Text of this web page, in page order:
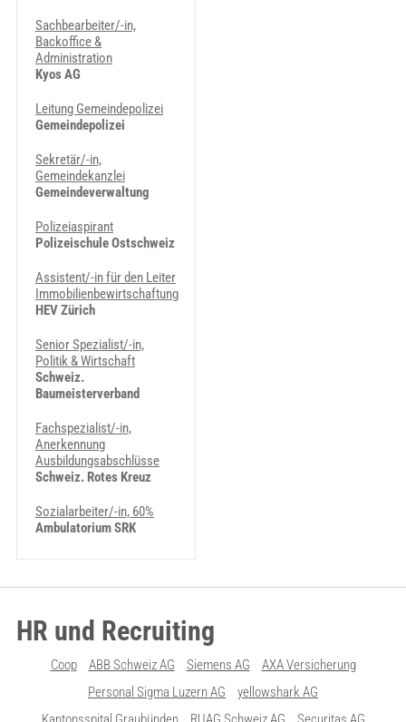
Sachbearbeiter/-in,
Backoffice &
Administration
Kyos AG
Leitung Gemeindepolizei
Gemeindepolizei
Sekretär/-in,
Gemeindekanzlei
Gemeindeverwaltung
Polizeiaspirant
Polizeischule Ostschweiz
Assistent/-in für den Leiter
Immobilienbewirtschaftung
HEV Zürich
Senior Spezialist/-in,
Politik & Wirtschaft
Schweiz.
Baumeisterverband
Fachspezialist/-in,
Anerkennung
Ausbildungsabschlüsse
Schweiz. Rotes Kreuz
Sozialarbeiter/-in, 60%
Ambulatorium SRK
HR und Recruiting
Coop ABB Schweiz AG Siemens AG
AXA Versicherung
Personal Sigma Luzern AG
yellowshark AG